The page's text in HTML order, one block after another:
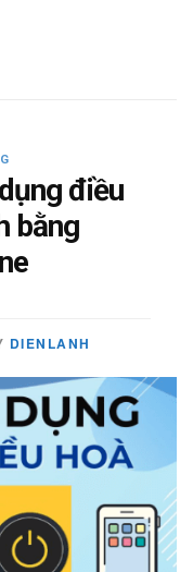
điều
bằng
DIENLANH